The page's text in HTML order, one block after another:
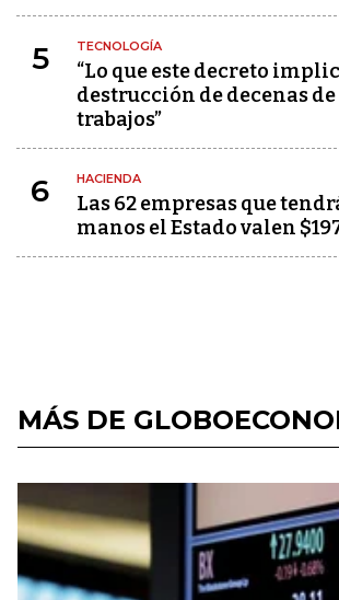
5 TECNOLOGÍA
“Lo que este decreto
destrucción de decenas
trabajos”
6 HACIENDA
Las 62 empresas que
manos el Estado valen
MÁS DE